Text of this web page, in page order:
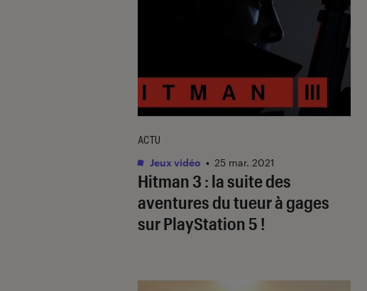
Hitman 3 : la suite des
aventures du tueur à gages
sur PlayStation 5 !
ACTU
Jeux vidéo • 25 mar. 2021